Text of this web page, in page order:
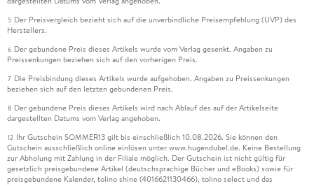
5 Der Preisvergleich bezieht sich auf die unverbindliche Preisempfehlung (UVP) des
Herstellers.
6 Der gebundene Preis dieses Artikels wurde vom Verlag gesenkt. Angaben zu
Preissenkungen beziehen sich auf den vorherigen Preis.
7 Die Preisbindung dieses Artikels wurde aufgehoben. Angaben zu Preissenkungen
beziehen sich auf den letzten gebundenen Preis.
8 Der gebundene Preis dieses Artikels wird nach Ablauf des auf der Artikelseite
dargestellten Datums vom Verlag angehoben.
12 Ihr Gutschein SOMMER13 gilt bis einschließlich 10.08.2026. Sie können den
Gutschein ausschließlich online einlösen unter www.hugendubel.de. Keine Bestellung
zur Abholung mit Zahlung in der Filiale möglich. Der Gutschein ist nicht gültig für
gesetzlich preisgebundene Artikel (deutschsprachige Bücher und eBooks) sowie für
preisgebundene Kalender, tolino shine (4016621130466), tolino select und das